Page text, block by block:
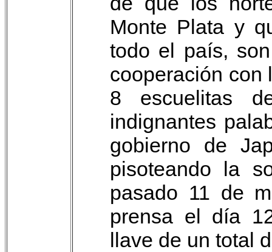
Monte Plata y
todo el país,
cooperación con
8 escuelitas
indignantes
gobierno de
pisoteando la
pasado 11 de
prensa el día
llave de un total